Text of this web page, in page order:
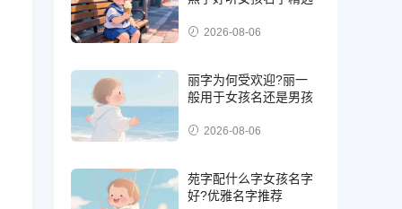
2026-08-06
丽字为何受欢迎?丽一
般用于女孩名还是男孩
2026-08-06
苑字配什么字女孩名字
好?优雅名字推荐